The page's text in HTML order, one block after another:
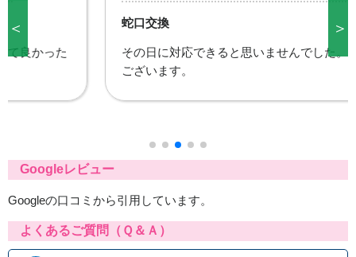
その日に対応できると思いませんでした。ありがとう
＜ ＞
Googleレビュー
Googleの口コミから引用しています。
よくあるご質問（Ｑ＆Ａ）